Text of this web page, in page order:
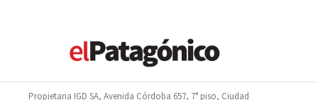
Propietaria IGD SA, Avenida Córdoba 657, 7° piso, Ciudad